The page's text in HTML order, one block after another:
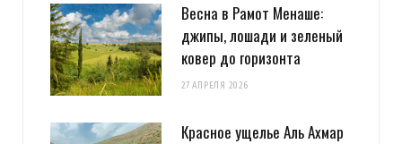
Весна в Рамот Менаше:
джипы, лошади и зеленый
ковер до горизонта
27 АПРЕЛЯ 2026
Красное ущелье Аль Ахмар